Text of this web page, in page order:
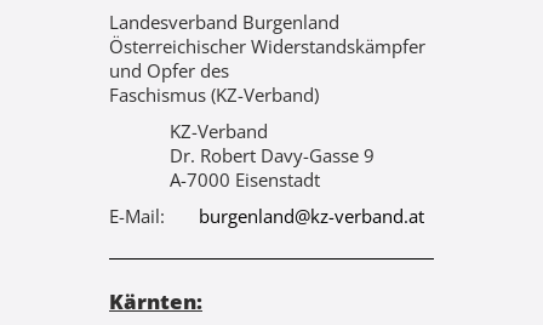
Landesverband Burgenland
Österreichischer Widerstandskämpfer
und Opfer des
Faschismus (KZ-Verband)
KZ-Verband
Dr. Robert Davy-Gasse 9
A-7000 Eisenstadt
E-Mail: burgenland@kz-verband.at
Kärnten: